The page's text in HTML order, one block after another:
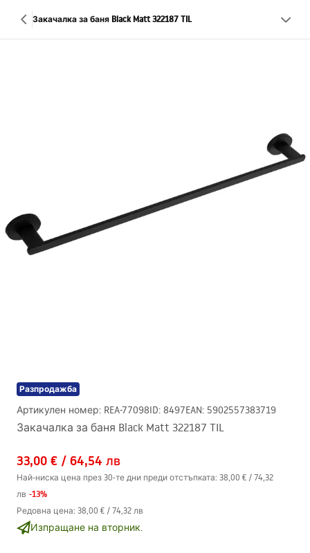
Закачалка за баня Black Matt 322187 TIL
Разпродажба
Артикулен номер: REA-77098ID: 8497EAN: 5902557383719
Закачалка за баня Black Matt 322187 TIL
33,00 € / 64,54 лв
Най-ниска цена през 30-те дни преди отстъпката: 38,00 € / 74,32
лв -13%
Редовна цена: 38,00 € / 74,32 лв
Изпращане на вторник.